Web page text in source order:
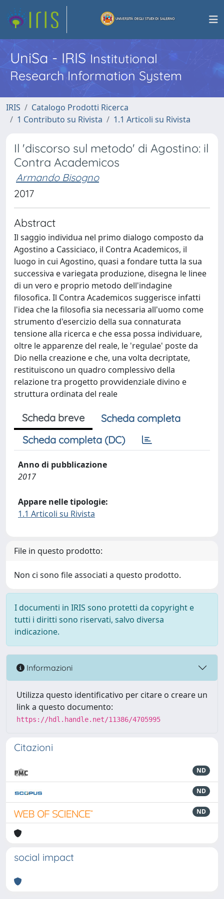
UniSa - IRISInstitutional
Research Information System
IRIS
Catalogo Prodotti Ricerca
1 Contributo su Rivista
1.1 Articoli su Rivista
Il 'discorso sul metodo' di Agostino: il
Contra Academicos
Armando Bisogno
2017
Abstract
Il saggio individua nel primo dialogo composto da
Agostino a Cassiciaco, il Contra Academicos, il
luogo in cui Agostino, quasi a fondare tutta la sua
successiva e variegata produzione, disegna le linee
di un vero e proprio metodo dell'indagine
filosofica. Il Contra Academicos suggerisce infatti
l'idea che la filosofia sia necessaria all'uomo come
strumento d'esercizio della sua connaturata
tensione alla ricerca e che essa possa individuare,
oltre le apparenze del reale, le 'regulae' poste da
Dio nella creazione e che, una volta decriptate,
restituiscono un quadro complessivo della
relazione tra progetto provvidenziale divino e
struttura ordinata del reale
Scheda breve
Scheda completa
Scheda completa (DC)
Anno di pubblicazione
2017
Appare nelle tipologie:
1.1 Articoli su Rivista
File in questo prodotto:
Non ci sono file associati a questo prodotto.
I documenti in IRIS sono protetti da copyright e
tutti i diritti sono riservati, salvo diversa
indicazione.
Informazioni
Utilizza questo identificativo per citare o creare un
link a questo documento:
https://hdl.handle.net/11386/4705995
Citazioni
ND
ND
ND
social impact